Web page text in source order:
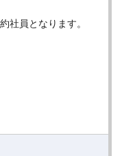
社員となります。